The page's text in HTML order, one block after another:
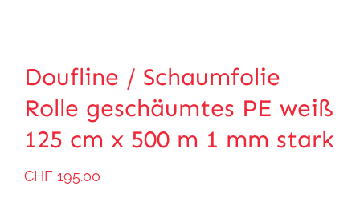
Doufline / Schaumfolie
Rolle geschäumtes PE weiß
125 cm x 500 m 1 mm stark
CHF 195.00